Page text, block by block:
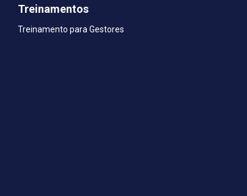
Treinamentos
Treinamento para Gestores